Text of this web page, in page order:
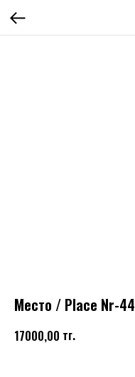
Место / Place Nr-44
17000,00 тг.